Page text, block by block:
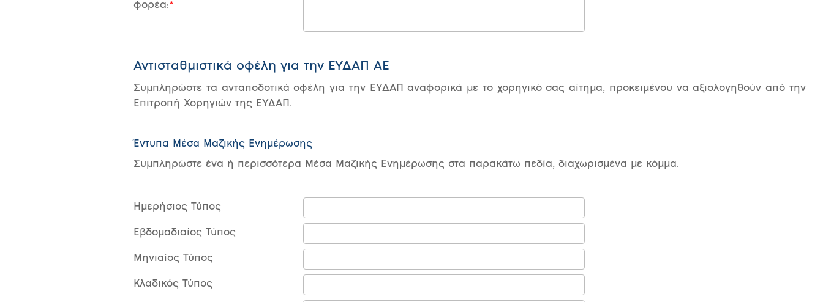
φορέα:
Αντισταθμιστικά οφέλη για την ΕΥΔΑΠ ΑΕ
Συμπληρώστε τα ανταποδοτικά οφέλη για την ΕΥΔΑΠ αναφορικά με το χορηγικό σας αίτημα, προκειμένου να αξιολογηθούν από την
Επιτροπή Χορηγιών της ΕΥΔΑΠ.
Έντυπα Μέσα Μαζικής Ενημέρωσης
Συμπληρώστε ένα ή περισσότερα Μέσα Μαζικής Ενημέρωσης στα παρακάτω πεδία, διαχωρισμένα με κόμμα.
Ημερήσιος Τύπος
Εβδομαδιαίος Τύπος
Μηνιαίος Τύπος
Κλαδικός Τύπος